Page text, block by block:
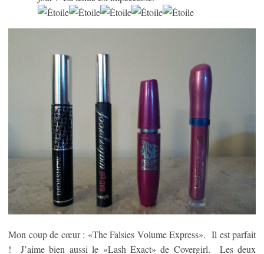
Mon coup de cœur : «The Falsies Volume Express». Il est parfait
! J’aime bien aussi le «Lash Exact» de Covergirl. Les deux